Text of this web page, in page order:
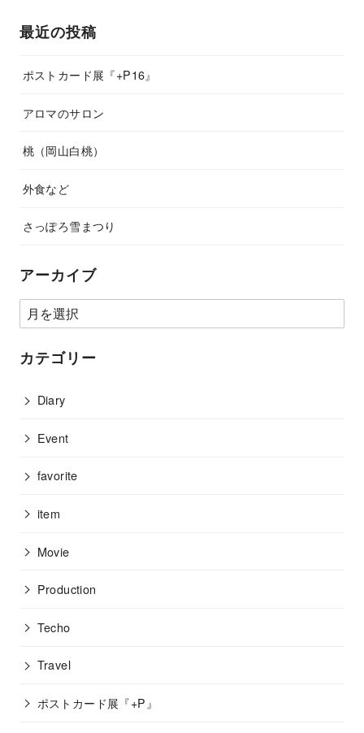
最近の投稿
ポストカード展『+P16』
アロマのサロン
桃（岡山白桃）
外食など
さっぽろ雪まつり
アーカイブ
カテゴリー
Diary
Event
favorite
item
Movie
Production
Techo
Travel
ポストカード展『+P』